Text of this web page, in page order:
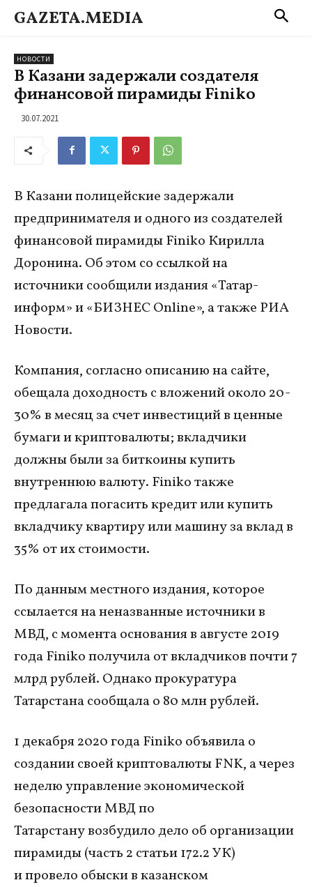
GAZETA.MEDIA
НОВОСТИ
В Казани задержали создателя
финансовой пирамиды Finiko
30.07.2021
В Казани полицейские задержали
предпринимателя и одного из создателей
финансовой пирамиды Finiko Кирилла
Доронина. Об этом со ссылкой на
источники сообщили издания «Татар-
информ» и «БИЗНЕС Online», а также РИА
Новости.
Компания, согласно описанию на сайте,
обещала доходность с вложений около 20-
30% в месяц за счет инвестиций в ценные
бумаги и криптовалюты; вкладчики
должны были за биткоины купить
внутреннюю валюту. Finiko также
предлагала погасить кредит или купить
вкладчику квартиру или машину за вклад в
35% от их стоимости.
По данным местного издания, которое
ссылается на неназванные источники в
МВД, с момента основания в августе 2019
года Finiko получила от вкладчиков почти 7
млрд рублей. Однако прокуратура
Татарстана сообщала о 80 млн рублей.
1 декабря 2020 года Finiko объявила о
создании своей криптовалюты FNK, а через
неделю управление экономической
безопасности МВД по
Татарстану возбудило дело об организации
пирамиды (часть 2 статьи 172.2 УК)
и провело обыски в казанском